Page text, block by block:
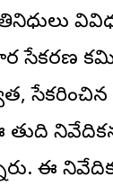
సేకరణ
ఈ తుది
ఈ